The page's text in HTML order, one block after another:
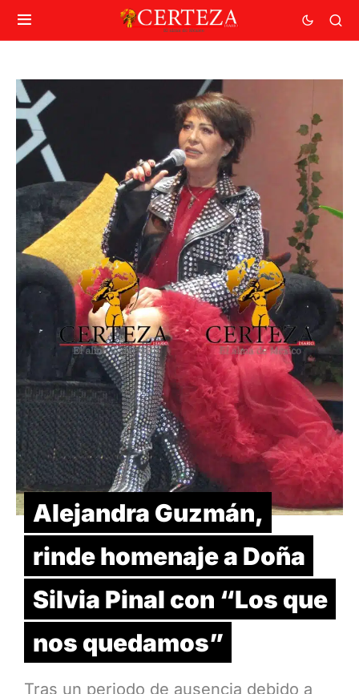
Alejandra Guzmán,
rinde homenaje a Doña
Silvia Pinal con “Los que
nos quedamos”
Tras un periodo de ausencia debido a